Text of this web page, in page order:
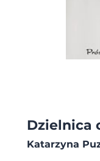
Dzielnica
Katarzyna